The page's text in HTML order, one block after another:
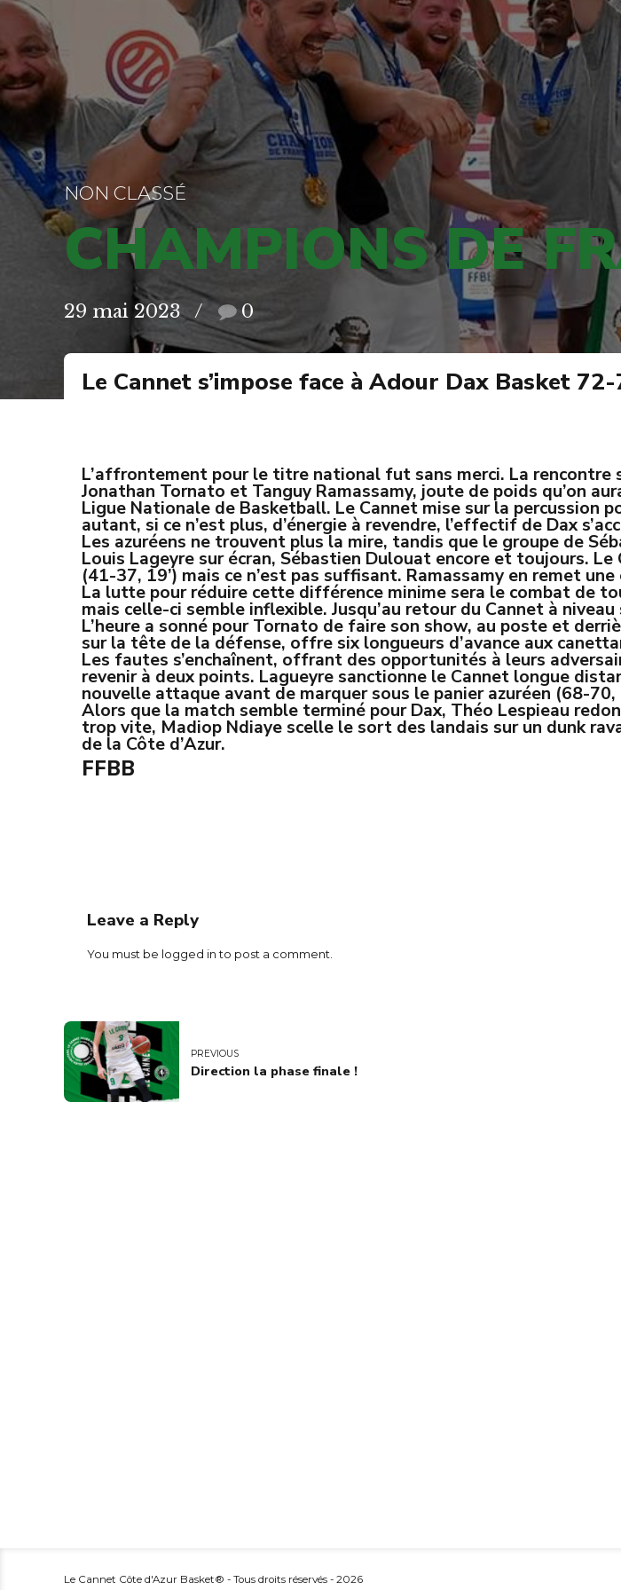
NON CLASSÉ
CHAMPIONS DE
29 mai 2023 0
Le Cannet s’impose face à Adour Dax Basket
L’affrontement pour le titre national fut sans merci. La rencontre
Jonathan Tornato et Tanguy Ramassamy, joute de poids qu’on
Ligue Nationale de Basketball. Le Cannet mise sur la percussion
autant, si ce n’est plus, d’énergie à revendre, l’effectif de Dax
Les azuréens ne trouvent plus la mire, tandis que le groupe de
Louis Lageyre sur écran, Sébastien Dulouat encore et toujours.
(41-37, 19’) mais ce n’est pas suffisant. Ramassamy en remet
La lutte pour réduire cette différence minime sera le combat de
mais celle-ci semble inflexible. Jusqu’au retour du Cannet à
L’heure a sonné pour Tornato de faire son show, au poste et
sur la tête de la défense, offre six longueurs d’avance aux
Les fautes s’enchaînent, offrant des opportunités à leurs
revenir à deux points. Lagueyre sanctionne le Cannet longue
nouvelle attaque avant de marquer sous le panier azuréen (68-
Alors que la match semble terminé pour Dax, Théo Lespieau
trop vite, Madiop Ndiaye scelle le sort des landais sur un dunk
de la Côte d’Azur.
FFBB
Leave a Reply
You must be logged into post a comment.
PREVIOUS
Direction la phase finale !
Le Cannet Côte d'Azur Basket® - Tous droits réservés - 2026